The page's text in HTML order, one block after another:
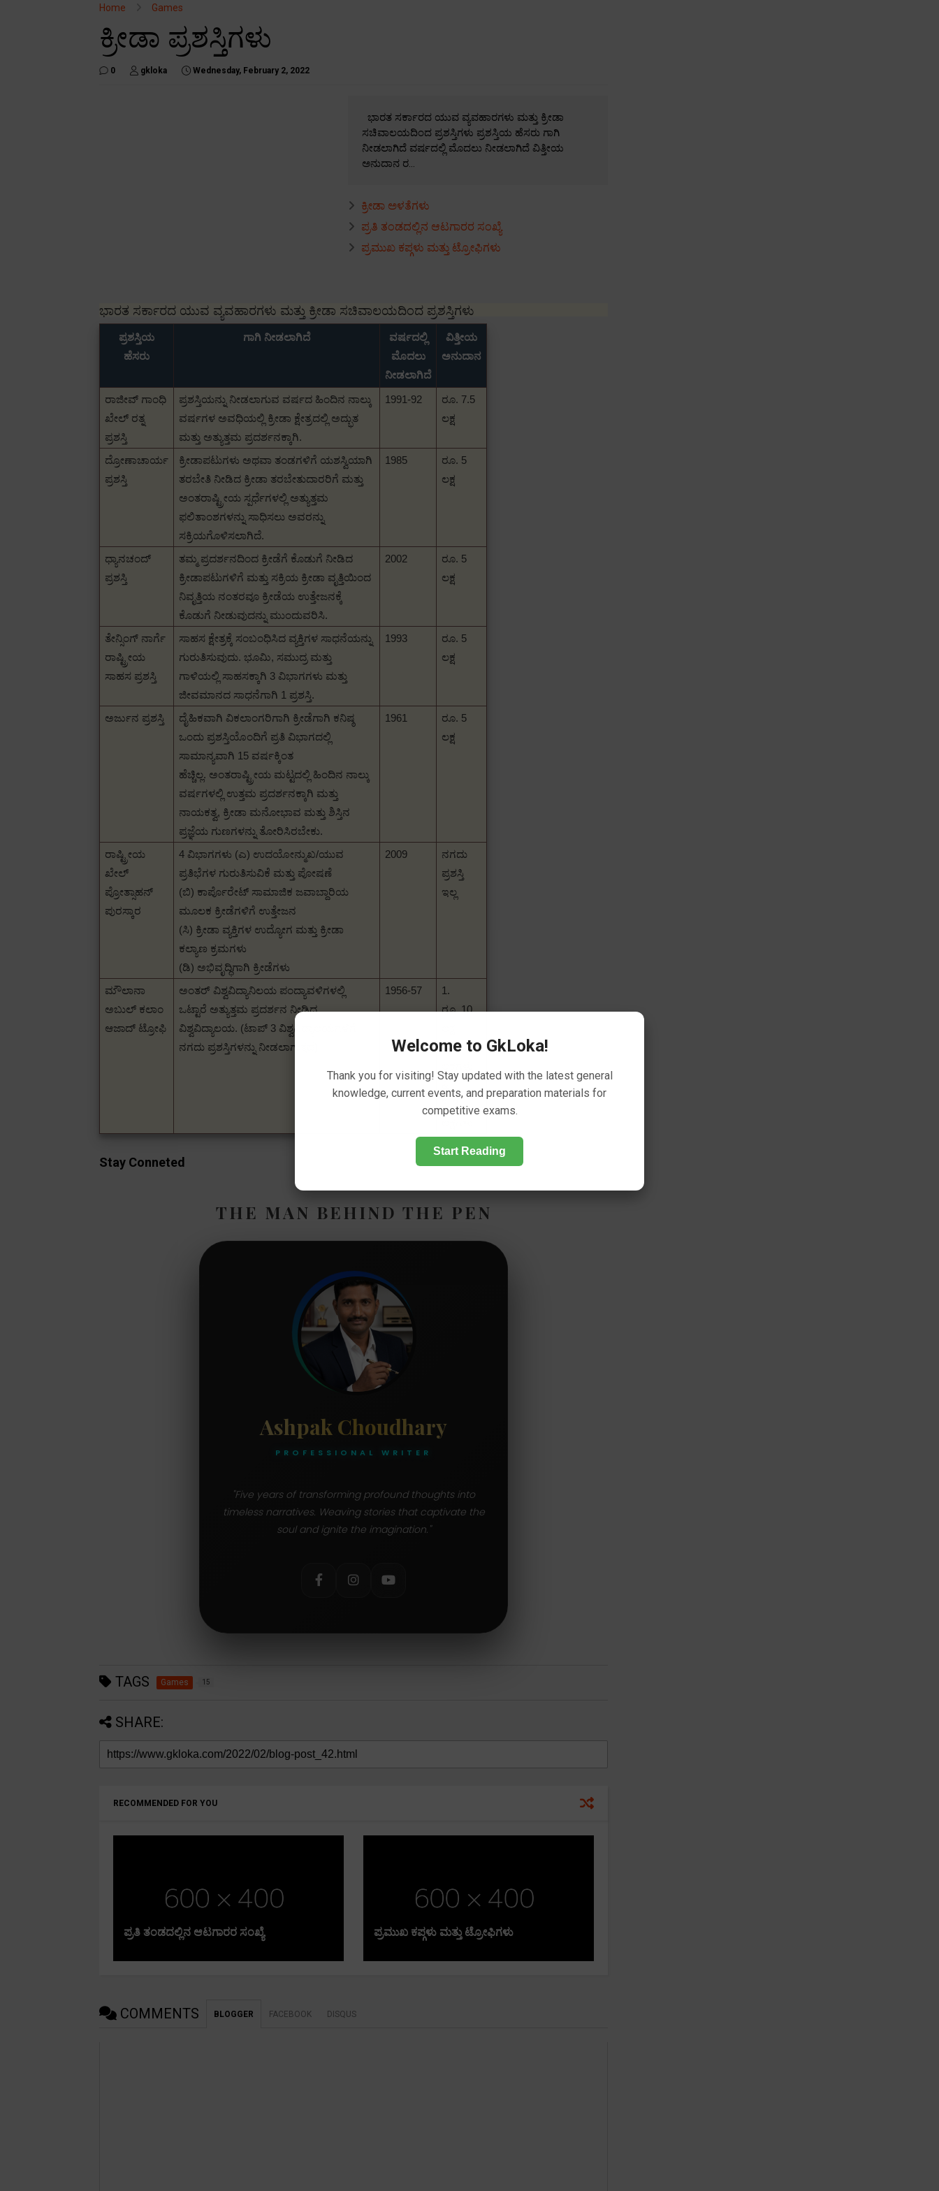
Home Games
ಕ್ರೀಡಾ ಪ್ರಶಸ್ತಿಗಳು
0 gkloka Wednesday, February 2, 2022
ಭಾರತ ಸರ್ಕಾರದ ಯುವ ವ್ಯವಹಾರಗಳು ಮತ್ತು ಕ್ರೀಡಾ
ಸಚಿವಾಲಯದಿಂದ ಪ್ರಶಸ್ತಿಗಳು ಪ್ರಶಸ್ತಿಯ ಹೆಸರು ಗಾಗಿ
ನೀಡಲಾಗಿದೆ ವರ್ಷದಲ್ಲಿ ಮೊದಲು ನೀಡಲಾಗಿದೆ ವಿತ್ತೀಯ
ಅನುದಾನ ರ...
ಕ್ರೀಡಾ ಅಳತೆಗಳು
ಪ್ರತಿ ತಂಡದಲ್ಲಿನ ಆಟಗಾರರ ಸಂಖ್ಯೆ
ಪ್ರಮುಖ ಕಪ್ಗಳು ಮತ್ತು ಟ್ರೋಫಿಗಳು
ಭಾರತ ಸರ್ಕಾರದ ಯುವ ವ್ಯವಹಾರಗಳು ಮತ್ತು ಕ್ರೀಡಾ ಸಚಿವಾಲಯದಿಂದ ಪ್ರಶಸ್ತಿಗಳು
ಪ್ರಶಸ್ತಿಯ
ಹೆಸರು
ಗಾಗಿ ನೀಡಲಾಗಿದೆ
ವರ್ಷದಲ್ಲಿ
ಮೊದಲು
ನೀಡಲಾಗಿದೆ
ವಿತ್ತೀಯ
ಅನುದಾನ
ರಾಜೀವ್ ಗಾಂಧಿ
ಖೇಲ್ ರತ್ನ
ಪ್ರಶಸ್ತಿ
ಪ್ರಶಸ್ತಿಯನ್ನು ನೀಡಲಾಗುವ ವರ್ಷದ ಹಿಂದಿನ ನಾಲ್ಕು
ವರ್ಷಗಳ ಅವಧಿಯಲ್ಲಿ ಕ್ರೀಡಾ ಕ್ಷೇತ್ರದಲ್ಲಿ ಅದ್ಭುತ
ಮತ್ತು ಅತ್ಯುತ್ತಮ ಪ್ರದರ್ಶನಕ್ಕಾಗಿ.
1991-92 ರೂ. 7.5
ಲಕ್ಷ
ದ್ರೋಣಾಚಾರ್ಯ
ಪ್ರಶಸ್ತಿ
ಕ್ರೀಡಾಪಟುಗಳು ಅಥವಾ ತಂಡಗಳಿಗೆ ಯಶಸ್ವಿಯಾಗಿ
ತರಬೇತಿ ನೀಡಿದ ಕ್ರೀಡಾ ತರಬೇತುದಾರರಿಗೆ ಮತ್ತು
ಅಂತರಾಷ್ಟ್ರೀಯ ಸ್ಪರ್ಧೆಗಳಲ್ಲಿ ಅತ್ಯುತ್ತಮ
ಫಲಿತಾಂಶಗಳನ್ನು ಸಾಧಿಸಲು ಅವರನ್ನು
ಸಕ್ರಿಯಗೊಳಿಸಲಾಗಿದೆ.
1985 ರೂ. 5
ಲಕ್ಷ
ಧ್ಯಾನಚಂದ್
ಪ್ರಶಸ್ತಿ
ತಮ್ಮ ಪ್ರದರ್ಶನದಿಂದ ಕ್ರೀಡೆಗೆ ಕೊಡುಗೆ ನೀಡಿದ
ಕ್ರೀಡಾಪಟುಗಳಿಗೆ ಮತ್ತು ಸಕ್ರಿಯ ಕ್ರೀಡಾ ವೃತ್ತಿಯಿಂದ
ನಿವೃತ್ತಿಯ ನಂತರವೂ ಕ್ರೀಡೆಯ ಉತ್ತೇಜನಕ್ಕೆ
ಕೊಡುಗೆ ನೀಡುವುದನ್ನು ಮುಂದುವರಿಸಿ.
2002 ರೂ. 5
ಲಕ್ಷ
ತೇನ್ಸಿಂಗ್ ನಾರ್ಗೆ
ರಾಷ್ಟ್ರೀಯ
ಸಾಹಸ ಪ್ರಶಸ್ತಿ
ಸಾಹಸ ಕ್ಷೇತ್ರಕ್ಕೆ ಸಂಬಂಧಿಸಿದ ವ್ಯಕ್ತಿಗಳ ಸಾಧನೆಯನ್ನು
ಗುರುತಿಸುವುದು. ಭೂಮಿ, ಸಮುದ್ರ ಮತ್ತು
ಗಾಳಿಯಲ್ಲಿ ಸಾಹಸಕ್ಕಾಗಿ 3 ವಿಭಾಗಗಳು ಮತ್ತು
ಜೀವಮಾನದ ಸಾಧನೆಗಾಗಿ 1 ಪ್ರಶಸ್ತಿ.
1993 ರೂ. 5
ಲಕ್ಷ
ಅರ್ಜುನ ಪ್ರಶಸ್ತಿ
ದೈಹಿಕವಾಗಿ ವಿಕಲಾಂಗರಿಗಾಗಿ ಕ್ರೀಡೆಗಾಗಿ ಕನಿಷ್ಠ
ಒಂದು ಪ್ರಶಸ್ತಿಯೊಂದಿಗೆ ಪ್ರತಿ ವಿಭಾಗದಲ್ಲಿ
ಸಾಮಾನ್ಯವಾಗಿ 15 ವರ್ಷಕ್ಕಿಂತ
ಹೆಚ್ಚಿಲ್ಲ. ಅಂತರಾಷ್ಟ್ರೀಯ ಮಟ್ಟದಲ್ಲಿ ಹಿಂದಿನ ನಾಲ್ಕು
ವರ್ಷಗಳಲ್ಲಿ ಉತ್ತಮ ಪ್ರದರ್ಶನಕ್ಕಾಗಿ ಮತ್ತು
ನಾಯಕತ್ವ, ಕ್ರೀಡಾ ಮನೋಭಾವ ಮತ್ತು ಶಿಸ್ತಿನ
ಪ್ರಜ್ಞೆಯ ಗುಣಗಳನ್ನು ತೋರಿಸಿರಬೇಕು.
1961 ರೂ. 5
ಲಕ್ಷ
ರಾಷ್ಟ್ರೀಯ
ಖೇಲ್
ಪ್ರೋತ್ಸಾಹನ್
ಪುರಸ್ಕಾರ
4 ವಿಭಾಗಗಳು (ಎ) ಉದಯೋನ್ಮುಖ/ಯುವ
ಪ್ರತಿಭೆಗಳ ಗುರುತಿಸುವಿಕೆ ಮತ್ತು ಪೋಷಣೆ
(ಬಿ) ಕಾರ್ಪೊರೇಟ್ ಸಾಮಾಜಿಕ ಜವಾಬ್ದಾರಿಯ
ಮೂಲಕ ಕ್ರೀಡೆಗಳಿಗೆ ಉತ್ತೇಜನ
(ಸಿ) ಕ್ರೀಡಾ ವ್ಯಕ್ತಿಗಳ ಉದ್ಯೋಗ ಮತ್ತು ಕ್ರೀಡಾ
ಕಲ್ಯಾಣ ಕ್ರಮಗಳು
(ಡಿ) ಅಭಿವೃದ್ಧಿಗಾಗಿ ಕ್ರೀಡೆಗಳು
2009
ನಗದು
ಪ್ರಶಸ್ತಿ
ಇಲ್ಲ
ಮೌಲಾನಾ
ಅಬುಲ್ ಕಲಾಂ
ಆಜಾದ್ ಟ್ರೋಫಿ
ಅಂತರ್ ವಿಶ್ವವಿದ್ಯಾನಿಲಯ ಪಂದ್ಯಾವಳಿಗಳಲ್ಲಿ
ಒಟ್ಟಾರೆ ಅತ್ಯುತ್ತಮ ಪ್ರದರ್ಶನ ನೀಡಿದ
ವಿಶ್ವವಿದ್ಯಾಲಯ. (ಟಾಪ್ 3 ವಿಶ್ವವಿದ್ಯಾಲಯಗಳಿಗೆ
ನಗದು ಪ್ರಶಸ್ತಿಗಳನ್ನು ನೀಡಲಾಗುತ್ತದೆ)
1956-57
1.
ರೂ.10
2. ರೂ.5
Stay Conneted
THE MAN BEHIND THE PEN
Ashpak Choudhary
PROFESSIONAL WRITER
"Five years of transforming profound thoughts into
timeless narratives. Weaving stories that captivate the
soul and ignite the imagination."
TAGS Games 15
SHARE:
RECOMMENDED FOR YOU
ಪ್ರತಿ ತಂಡದಲ್ಲಿನ ಆಟಗಾರರ ಸಂಖ್ಯೆ ಪ್ರಮುಖ ಕಪ್ಗಳು ಮತ್ತು ಟ್ರೋಫಿಗಳು
COMMENTS BLOGGER FACEBOOK DISQUS
Welcome to GkLoka!
Thank you for visiting! Stay updated with the latest general
knowledge, current events, and preparation materials for
competitive exams.
Start Reading